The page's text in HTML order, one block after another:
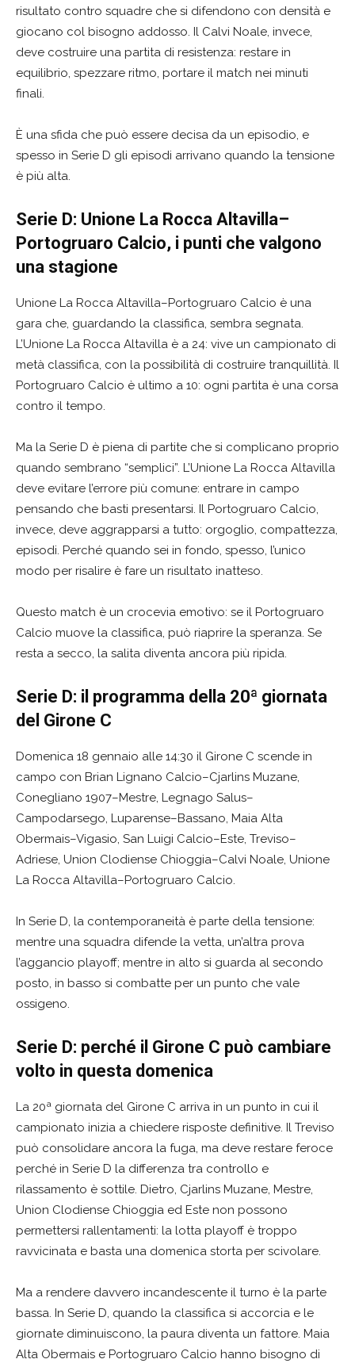
risultato contro squadre che si difendono con densità e
giocano col bisogno addosso. Il Calvi Noale, invece,
deve costruire una partita di resistenza: restare in
equilibrio, spezzare ritmo, portare il match nei minuti
finali.
È una sfida che può essere decisa da un episodio, e
spesso in Serie D gli episodi arrivano quando la tensione
è più alta.
Serie D: Unione La Rocca Altavilla–
Portogruaro Calcio, i punti che valgono
una stagione
Unione La Rocca Altavilla–Portogruaro Calcio è una
gara che, guardando la classifica, sembra segnata.
L’Unione La Rocca Altavilla è a 24: vive un campionato di
metà classifica, con la possibilità di costruire tranquillità. Il
Portogruaro Calcio è ultimo a 10: ogni partita è una corsa
contro il tempo.
Ma la Serie D è piena di partite che si complicano proprio
quando sembrano “semplici”. L’Unione La Rocca Altavilla
deve evitare l’errore più comune: entrare in campo
pensando che basti presentarsi. Il Portogruaro Calcio,
invece, deve aggrapparsi a tutto: orgoglio, compattezza,
episodi. Perché quando sei in fondo, spesso, l’unico
modo per risalire è fare un risultato inatteso.
Questo match è un crocevia emotivo: se il Portogruaro
Calcio muove la classifica, può riaprire la speranza. Se
resta a secco, la salita diventa ancora più ripida.
Serie D: il programma della 20ª giornata
del Girone C
Domenica 18 gennaio alle 14:30 il Girone C scende in
campo con Brian Lignano Calcio–Cjarlins Muzane,
Conegliano 1907–Mestre, Legnago Salus–
Campodarsego, Luparense–Bassano, Maia Alta
Obermais–Vigasio, San Luigi Calcio–Este, Treviso–
Adriese, Union Clodiense Chioggia–Calvi Noale, Unione
La Rocca Altavilla–Portogruaro Calcio.
In Serie D, la contemporaneità è parte della tensione:
mentre una squadra difende la vetta, un’altra prova
l’aggancio playoff; mentre in alto si guarda al secondo
posto, in basso si combatte per un punto che vale
ossigeno.
Serie D: perché il Girone C può cambiare
volto in questa domenica
La 20ª giornata del Girone C arriva in un punto in cui il
campionato inizia a chiedere risposte definitive. Il Treviso
può consolidare ancora la fuga, ma deve restare feroce
perché in Serie D la differenza tra controllo e
rilassamento è sottile. Dietro, Cjarlins Muzane, Mestre,
Union Clodiense Chioggia ed Este non possono
permettersi rallentamenti: la lotta playoff è troppo
ravvicinata e basta una domenica storta per scivolare.
Ma a rendere davvero incandescente il turno è la parte
bassa. In Serie D, quando la classifica si accorcia e le
giornate diminuiscono, la paura diventa un fattore. Maia
Alta Obermais e Portogruaro Calcio hanno bisogno di